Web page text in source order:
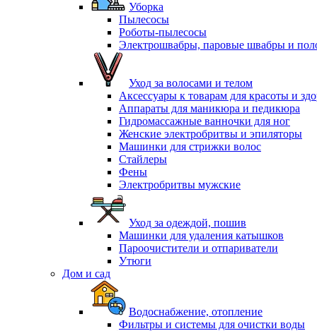
Уборка
Пылесосы
Роботы-пылесосы
Электрошвабры, паровые швабры и
Уход за волосами и телом
Аксессуары к товарам для красоты и
Аппараты для маникюра и педикюра
Гидромассажные ванночки для ног
Женские электробритвы и эпиляторы
Машинки для стрижки волос
Стайлеры
Фены
Электробритвы мужские
Уход за одеждой, пошив
Машинки для удаления катышков
Пароочистители и отпариватели
Утюги
Дом и сад
Водоснабжение, отопление
Фильтры и системы для очистки воды